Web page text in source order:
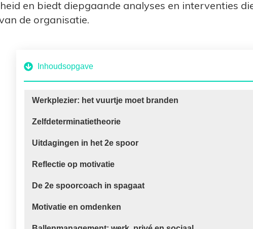
en biedt diepgaande analyses en interventies
de organisatie.
Inhoudsopgave
Werkplezier: het vuurtje moet branden
Zelfdeterminatietheorie
Uitdagingen in het 2e spoor
Reflectie op motivatie
De 2e spoorcoach in spagaat
Motivatie en omdenken